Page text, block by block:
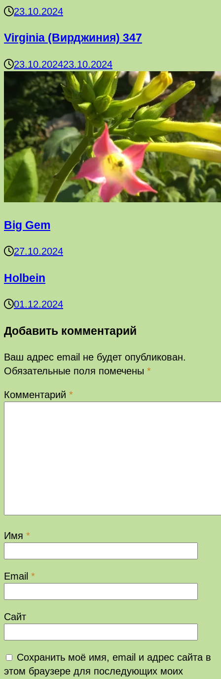
23.10.2024
Virginia (Вирджиния) 347
23.10.202423.10.2024
Big Gem
27.10.2024
Holbein
01.12.2024
Добавить комментарий
Ваш адрес email не будет опубликован.
Обязательные поля помечены *
Комментарий *
Имя *
Email *
Сайт
Сохранить моё имя, email и адрес сайта в
этом браузере для последующих моих